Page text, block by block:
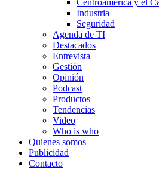
Centroamérica y el
Industria
Seguridad
Agenda de TI
Destacados
Entrevista
Gestión
Opinión
Podcast
Productos
Tendencias
Video
Who is who
Quienes somos
Publicidad
Contacto